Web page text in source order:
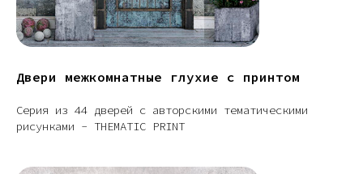
Двери межкомнатные глухие с принтом
Серия из 44 дверей с авторскими тематическими
рисунками - THEMATIC PRINT